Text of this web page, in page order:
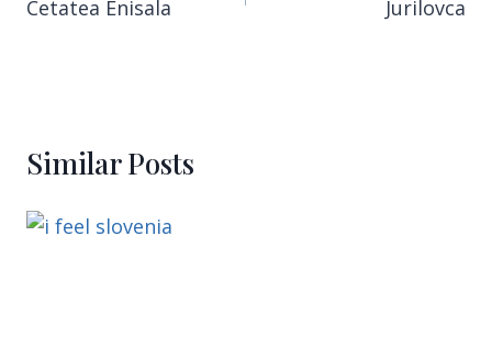
Cetatea Enisala Jurilovca
Similar Posts